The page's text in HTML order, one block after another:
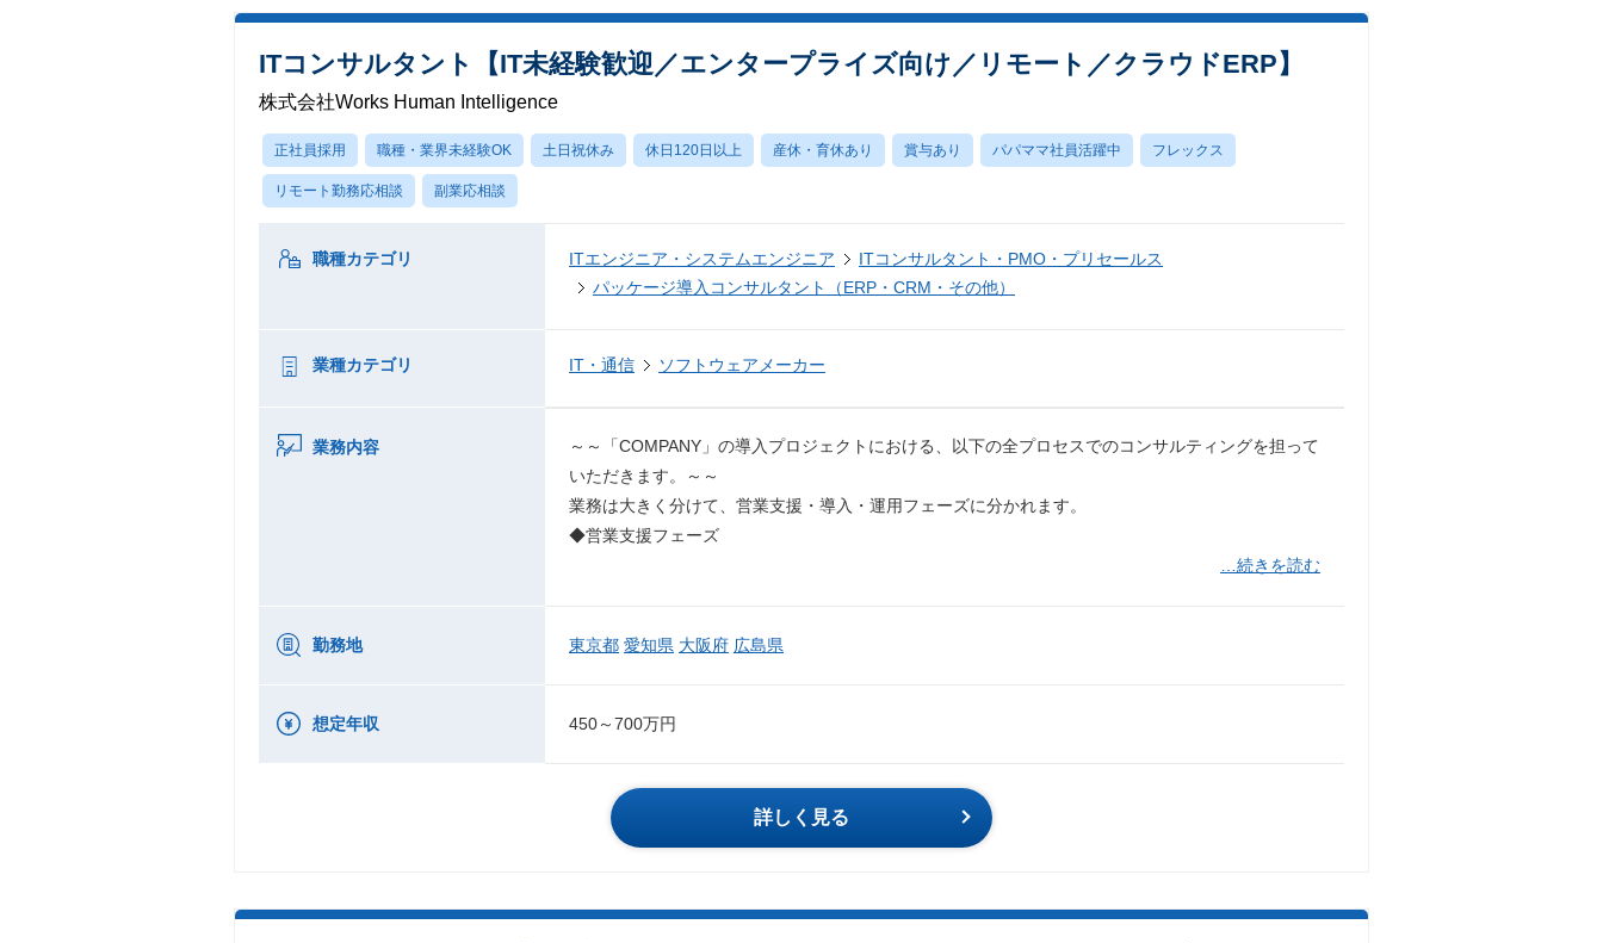
ITコンサルタント【IT未経験歓迎／エンタープライズ向け／リモート／クラウドERP】
株式会社Works Human Intelligence
正社員採用 職種・業界未経験OK 土日祝休み 休日120日以上 産休・育休あり 賞与あり パパママ社員活躍中 フレックス
リモート勤務応相談 副業応相談
職種カテゴリ ITエンジニア・システムエンジニア
ITコンサルタント・PMO・プリセールス
パッケージ導入コンサルタント（ERP・CRM・その他）
業種カテゴリ IT・通信 ソフトウェアメーカー
業務内容
～～「COMPANY」の導入プロジェクトにおける、以下の全プロセスでのコンサルティングを担って
いただきます。～～
業務は大きく分けて、営業支援・導入・運用フェーズに分かれます。
◆営業支援フェーズ
…続きを読む
勤務地 東京都 愛知県 大阪府 広島県
想定年収 450～700万円
詳しく見る